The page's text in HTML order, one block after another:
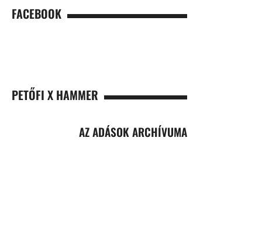
FACEBOOK
PETŐFI X HAMMER
AZ ADÁSOK ARCHÍVUMA